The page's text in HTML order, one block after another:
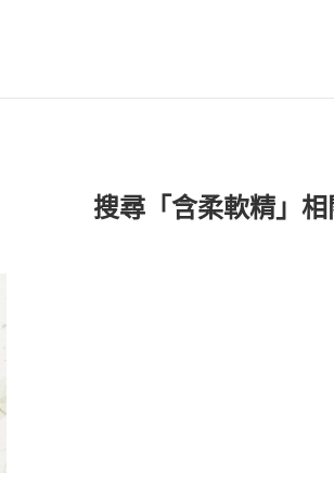
搜尋「含柔軟精」相